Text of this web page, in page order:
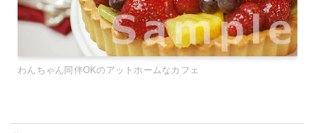
わんちゃん同伴OKのアットホームなカフェ